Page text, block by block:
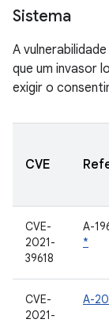
Sistema
A
que um invasor
exigir o
CVE
CVE-
2021-
39618
A-
*
CVE-
2021-
A-